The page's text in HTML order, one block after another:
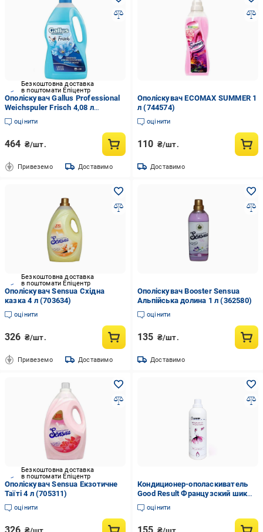
Безкоштовна доставка
в поштомати Епіцентр
Ополіскувач Gallus Professional
Weichspuler Frisch 4,08 л
(969028)
оцінити
464 ₴/шт.
Привеземо Доставимо
Ополіскувач ECOMAX SUMMER 1
л (744574)
оцінити
110 ₴/шт.
Доставимо
Безкоштовна доставка
в поштомати Епіцентр
Ополіскувач Sensua Східна
казка 4 л (703634)
оцінити
326 ₴/шт.
Привеземо Доставимо
Ополіскувач Booster Sensua
Альпійська долина 1 л (362580)
оцінити
135 ₴/шт.
Доставимо
Безкоштовна доставка
в поштомати Епіцентр
Ополіскувач Sensua Екзотичне
Таїті 4 л (705311)
оцінити
Кондиционер-ополаскиватель
Good Result Французский шик
1,1 кг (GW1050011)
оцінити